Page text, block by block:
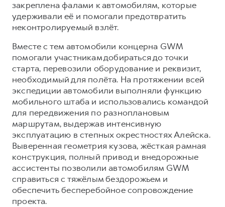
закреплена фалами к автомобилям, которые
удерживали её и помогали предотвратить
неконтролируемый взлёт.
Вместе с тем автомобили концерна GWM
помогали участникам добираться до точки
старта, перевозили оборудование и реквизит,
необходимый для полёта. На протяжении всей
экспедиции автомобили выполняли функцию
мобильного штаба и использовались командой
для передвижения по разноплановым
маршрутам, выдержав интенсивную
эксплуатацию в степных окрестностях Алейска.
Выверенная геометрия кузова, жёсткая рамная
конструкция, полный привод и внедорожные
ассистенты позволили автомобилям GWM
справиться с тяжёлым бездорожьем и
обеспечить бесперебойное сопровождение
проекта.